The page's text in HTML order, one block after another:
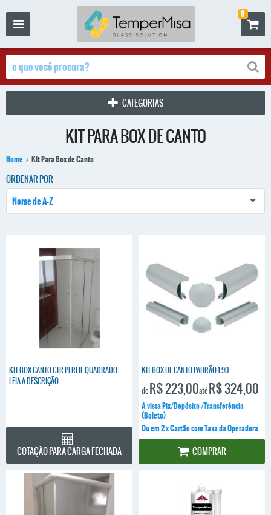
0
CATEGORIAS
KIT PARA BOX DE CANTO
Home Kit Para Box de Canto
ORDENAR POR
Nome de A-Z
KIT BOX CANTO CTR PERFIL QUADRADO
LEIA A DESCRIÇÃO
COTAÇÃO PARA CARGA FECHADA
KIT BOX DE CANTO PADRÃO 1,90
deR$ 223,00atéR$ 324,00
A vista Pix/Depósito /Transferência
(Boleto)
Ou em 2 x Cartão com Taxa da Operadora
COMPRAR